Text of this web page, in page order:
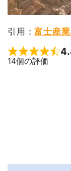
引用：富士産
Rated 4.4
14個の評価